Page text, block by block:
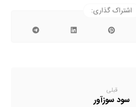
قبلی
سود سوزآور